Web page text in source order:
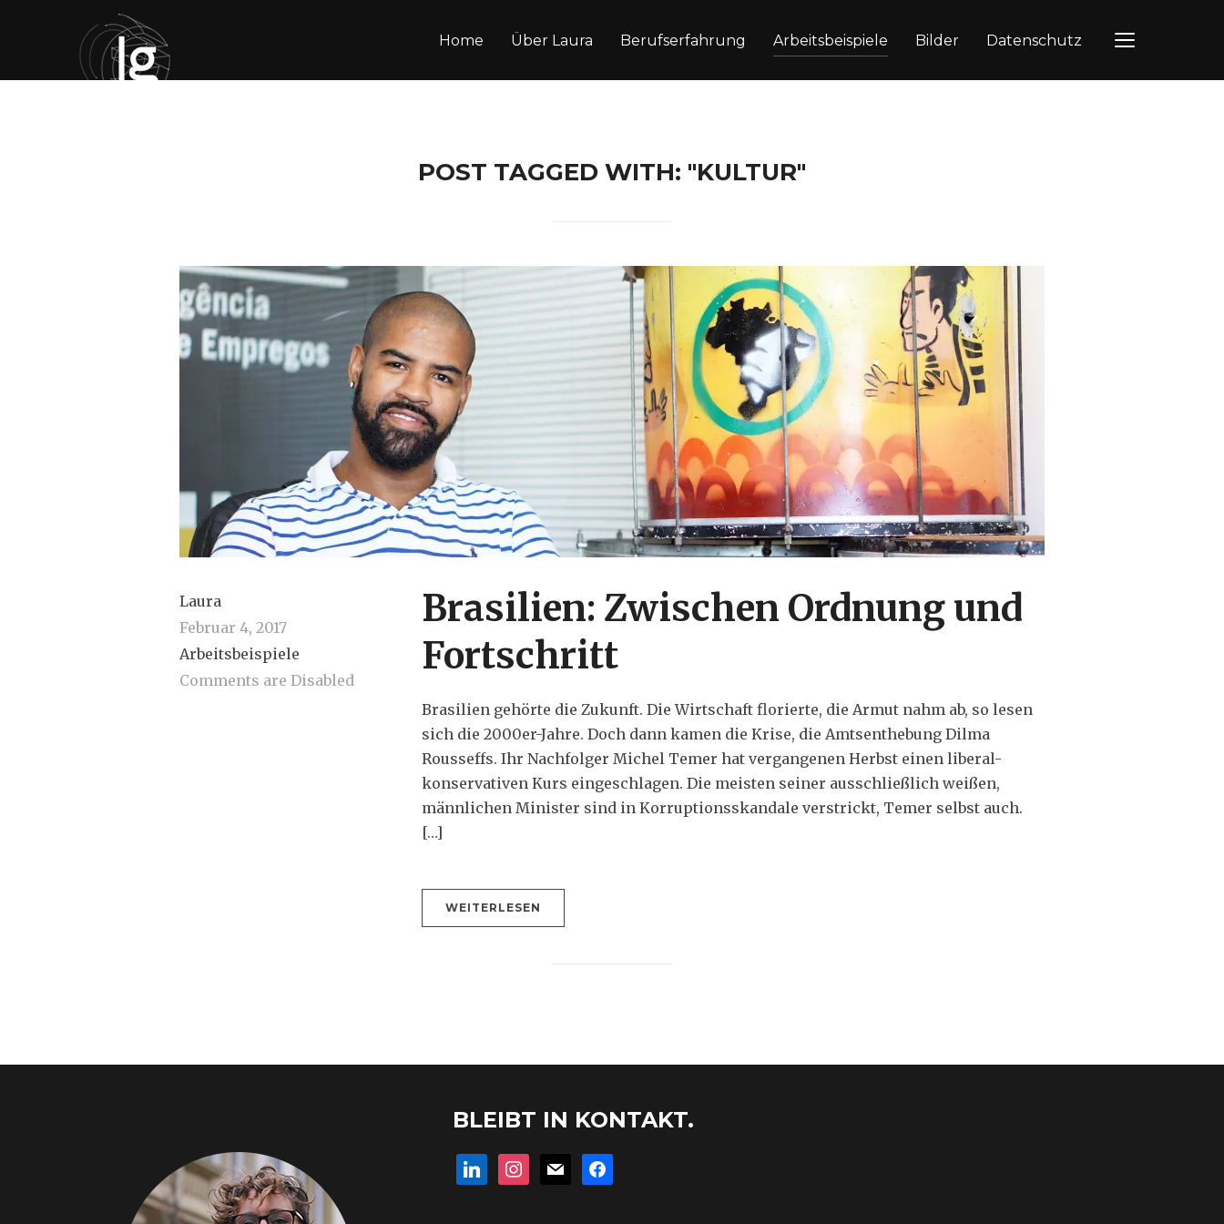
TOGGLE
Home Über Laura Berufserfahrung Arbeitsbeispiele Bilder Datenschutz
POST TAGGED WITH: "KULTUR"
Brasilien: Zwischen Ordnung und
Fortschritt
Brasilien gehörte die Zukunft. Die Wirtschaft florierte, die Armut nahm ab, so lesen
sich die 2000er-Jahre. Doch dann kamen die Krise, die Amtsenthebung Dilma
Rousseffs. Ihr Nachfolger Michel Temer hat vergangenen Herbst einen liberal-
konservativen Kurs eingeschlagen. Die meisten seiner ausschließlich weißen,
männlichen Minister sind in Korruptionsskandale verstrickt, Temer selbst auch.
[…]
WEITERLESEN
Laura
Februar 4, 2017
Arbeitsbeispiele
Comments are Disabled
BLEIBT IN KONTAKT.
linkedininstagram
mail facebook